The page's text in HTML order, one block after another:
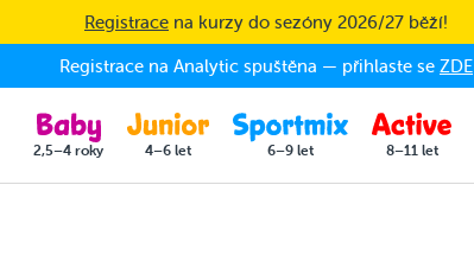
Registrace na kurzy do sezóny 2026/27 běží!
Registrace na Analytic spuštěna — přihlaste se ZDE
2,5–4 roky 4–6 let 6–9 let 8–11 let